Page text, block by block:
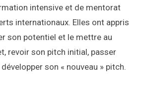
intensive et de mentorat
internationaux. Elles ont appris
son potentiel et le mettre au
revoir son pitch initial, passer
son « nouveau » pitch.